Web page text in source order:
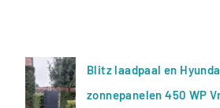
Blitz laadpaal en
zonnepanelen 450 WP